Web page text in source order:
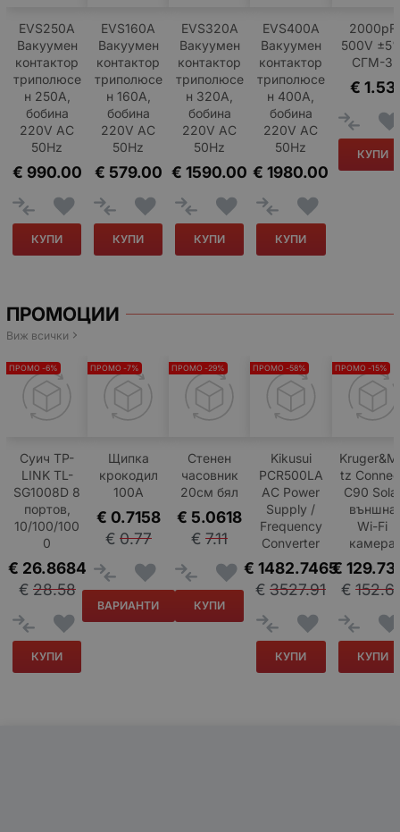
EVS250A
Вакуумен
контактор
триполюсе
н 250A,
бобина
220V AC
50Hz
990.00
€
КУПИ
EVS160A
Вакуумен
контактор
триполюсе
н 160A,
бобина
220V AC
50Hz
579.00
€
КУПИ
EVS320A
Вакуумен
контактор
триполюсе
н 320A,
бобина
220V AC
50Hz
1590.00
€
КУПИ
EVS400A
Вакуумен
контактор
триполюсе
н 400A,
бобина
220V AC
50Hz
1980.00
€
КУПИ
2000pF
500V
СГМ-3
1.53
€
КУПИ
ПРОМОЦИИ
Виж всички
Суич TP-
LINK TL-
SG1008D 8
портов,
10/100/100
0
28.58
€
26.8684
€
КУПИ
ПРОМО -6%
Щипка
крокодил
100A
0.77
€
0.7158
€
ВАРИАНТИ
ПРОМО -7%
Стенен
часовник
20см бял
7.11
€
5.0618
€
КУПИ
ПРОМО -29%
Kikusui
PCR500LA
AC Power
Supply /
Frequency
Converter
3527.91
€
1482.7465
€
КУПИ
ПРОМО -58%
tz
C90
външна
Wi-Fi
камера
€
€
КУПИ
ПРОМО -15%